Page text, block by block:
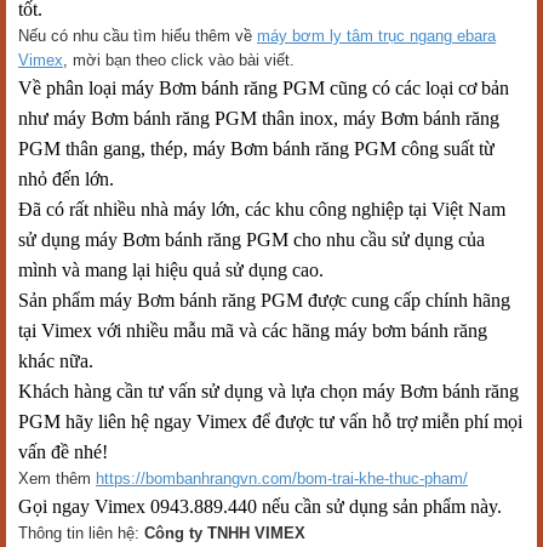
tốt.
Nếu có nhu cầu tìm hiểu thêm về máy bơm ly tâm trục ngang ebara
Vimex, mời bạn theo click vào bài viết.
Về phân loại máy Bơm bánh răng PGM cũng có các loại cơ bản
như máy Bơm bánh răng PGM thân inox, máy Bơm bánh răng
PGM thân gang, thép, máy Bơm bánh răng PGM công suất từ
nhỏ đến lớn.
Đã có rất nhiều nhà máy lớn, các khu công nghiệp tại Việt Nam
sử dụng máy Bơm bánh răng PGM cho nhu cầu sử dụng của
mình và mang lại hiệu quả sử dụng cao.
Sản phẩm máy Bơm bánh răng PGM được cung cấp chính hãng
tại Vimex với nhiều mẫu mã và các hãng máy bơm bánh răng
khác nữa.
Khách hàng cần tư vấn sử dụng và lựa chọn máy Bơm bánh răng
PGM hãy liên hệ ngay Vimex để được tư vấn hỗ trợ miễn phí mọi
vấn đề nhé!
Xem thêm https://bombanhrangvn.com/bom-trai-khe-thuc-pham/
Gọi ngay Vimex 0943.889.440 nếu cần sử dụng sản phẩm này.
Thông tin liên hệ: Công ty TNHH VIMEX